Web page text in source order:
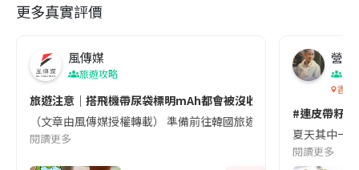
更多真實評價
風傳媒
旅遊攻略
旅遊注意｜搭飛機帶尿袋標明mAh都會被沒收😱出發前切記檢查
（文章由風傳媒授權轉載） 準備前往韓國旅遊的民眾，近期要
閱讀更多
營養
香港
#連皮帶籽
夏天其中一
閱讀更多